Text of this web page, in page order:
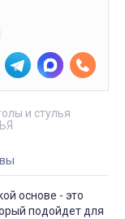
и стулья
основе - это
подойдет для